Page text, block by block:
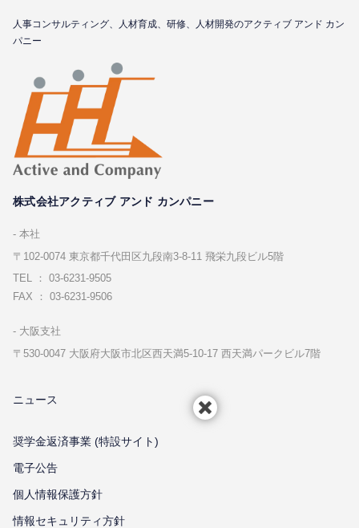
⼈事コンサルティング、⼈材育成、研修、⼈材開発のアクティブ アンド カン
パニー
株式会社アクティブ アンド カンパニー
本社
〒102-0074 東京都千代⽥区九段南3-8-11 飛栄九段ビル5階
TEL ： 03-6231-9505
FAX ： 03-6231-9506
⼤阪⽀社
〒530-0047 ⼤阪府⼤阪市北区⻄天満5-10-17 ⻄天満パークビル7階
ニュース
奨学金返済事業 (特設サイト)
電子公告
個⼈情報保護⽅針
情報セキュリティ⽅針